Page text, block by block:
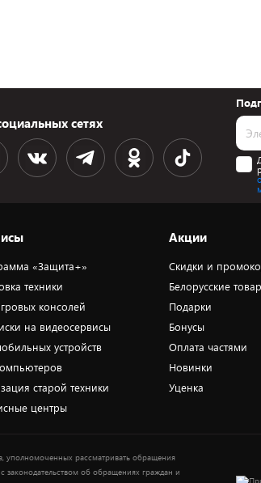
сетях
«Защита+»
техники
консолей
на видеосервисы
устройств
старой техники
центры
Акции
Скидки и
Белорусские
Подарки
Бонусы
Оплата частями
Новинки
Уценка
уполномоченных рассматривать обращения
с законодательством об обращениях граждан и